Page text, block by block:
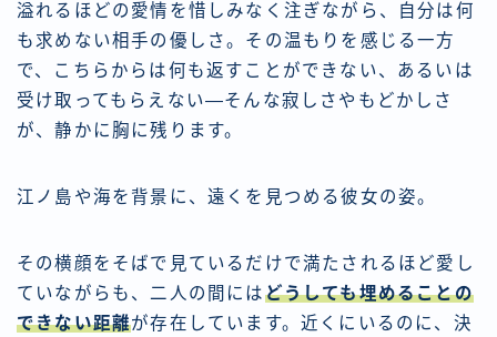
溢れるほどの愛情を惜しみなく注ぎながら、自分は何
も求めない相手の優しさ。その温もりを感じる一方
で、こちらからは何も返すことができない、あるいは
受け取ってもらえない―そんな寂しさやもどかしさ
が、静かに胸に残ります。
江ノ島や海を背景に、遠くを見つめる彼女の姿。
その横顔をそばで見ているだけで満たされるほど愛し
ていながらも、二人の間にはどうしても埋めることの
できない距離が存在しています。近くにいるのに、決